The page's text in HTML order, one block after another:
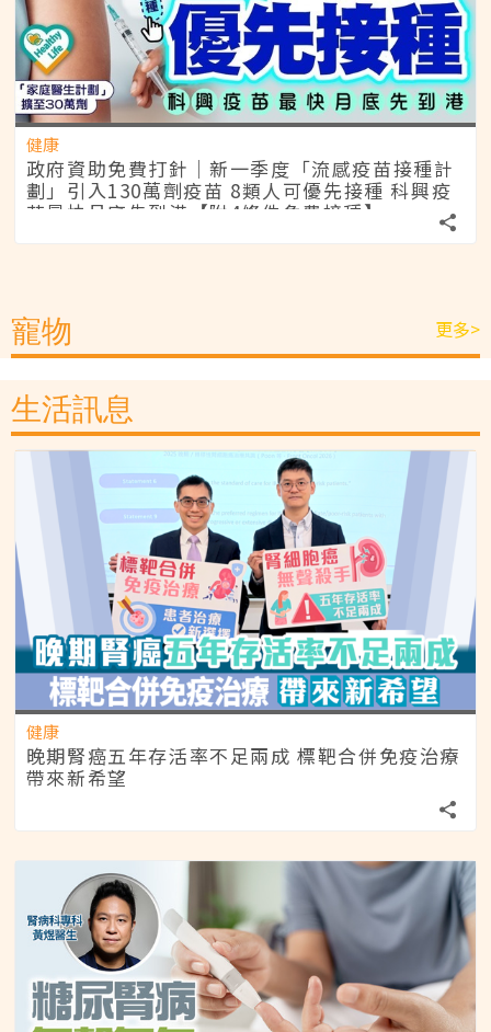
健康
政府資助免費打針｜新一季度「流感疫苗接種計
劃」引入130萬劑疫苗 8類人可優先接種 科興疫
苗最快月底先到港【附4條件免費接種】
寵物 更多>
生活訊息
健康
晚期腎癌五年存活率不足兩成 標靶合併免疫治療
帶來新希望